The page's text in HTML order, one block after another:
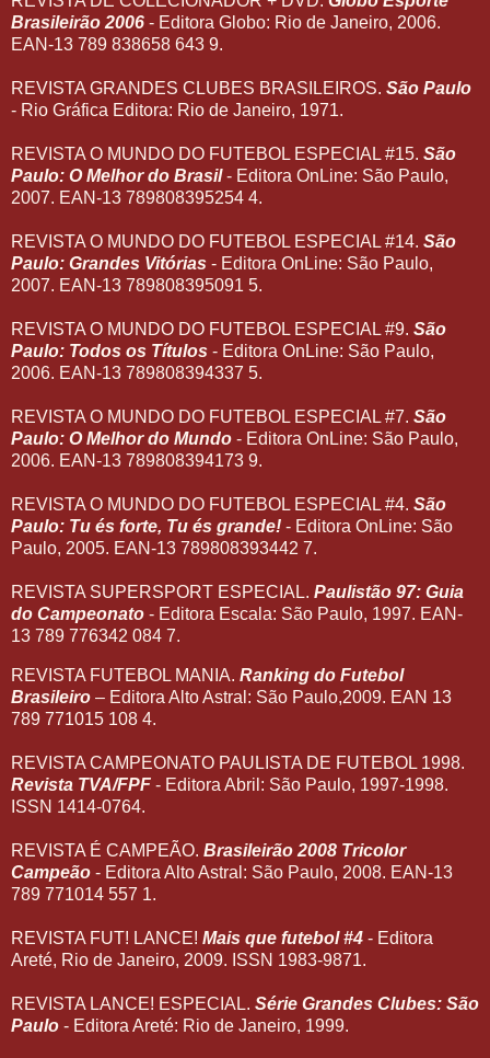
Brasileirão 2006 - Editora Globo: Rio de Janeiro, 2006.
EAN-13 789 838658 643 9.
REVISTA GRANDES CLUBES BRASILEIROS. São Paulo
- Rio Gráfica Editora: Rio de Janeiro, 1971.
REVISTA O MUNDO DO FUTEBOL ESPECIAL #15. São
Paulo: O Melhor do Brasil- Editora OnLine: São Paulo,
2007. EAN-13 789808395254 4.
REVISTA O MUNDO DO FUTEBOL ESPECIAL #14. São
Paulo: Grandes Vitórias - Editora OnLine: São Paulo,
2007. EAN-13 789808395091 5.
REVISTA O MUNDO DO FUTEBOL ESPECIAL #9. São
Paulo: Todos os Títulos - Editora OnLine: São Paulo,
2006. EAN-13 789808394337 5.
REVISTA O MUNDO DO FUTEBOL ESPECIAL #7. São
Paulo: O Melhor do Mundo - Editora OnLine: São Paulo,
2006. EAN-13 789808394173 9.
REVISTA O MUNDO DO FUTEBOL ESPECIAL #4. São
Paulo: Tu és forte, Tu és grande! - Editora OnLine: São
Paulo, 2005. EAN-13 789808393442 7.
REVISTA SUPERSPORT ESPECIAL. Paulistão 97: Guia
do Campeonato - Editora Escala: São Paulo, 1997. EAN-
13 789 776342 084 7.
REVISTA FUTEBOL MANIA. Ranking do Futebol
Brasileiro – Editora Alto Astral: São Paulo,2009. EAN 13
789 771015 108 4.
REVISTA CAMPEONATO PAULISTA DE FUTEBOL 1998.
Revista TVA/FPF - Editora Abril: São Paulo, 1997-1998.
ISSN 1414-0764.
REVISTA É CAMPEÃO. Brasileirão 2008 Tricolor
Campeão - Editora Alto Astral: São Paulo, 2008. EAN-13
789 771014 557 1.
REVISTA FUT! LANCE! Mais que futebol #4 - Editora
Areté, Rio de Janeiro, 2009. ISSN 1983-9871.
REVISTA LANCE! ESPECIAL. Série Grandes Clubes: São
Paulo - Editora Areté: Rio de Janeiro, 1999.